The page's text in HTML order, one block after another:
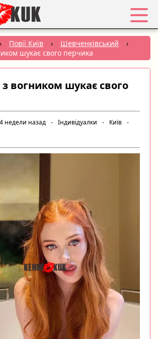
Обране
Вхід
Реєстрація
› Повії Київ › Шевченківський
›
шукає свого перчика
вогником шукає свого
4 недели назад - Індивідуалки - Київ -